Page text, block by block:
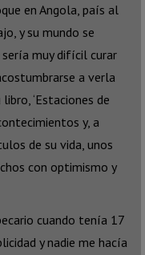
en Angola, país al
y su mundo se
muy difícil curar
a verla
‘Estaciones de
y, a
de su vida, unos
con optimismo y
cuando tenía 17
y nadie me hacía